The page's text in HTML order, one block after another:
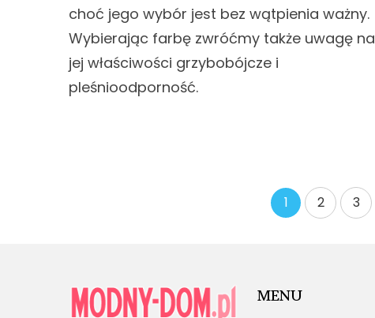
choć jego wybór jest bez wątpienia ważny.
Wybierając farbę zwróćmy także uwagę na
jej właściwości grzybobójcze i
pleśnioodporność.
1 2 3
MENU